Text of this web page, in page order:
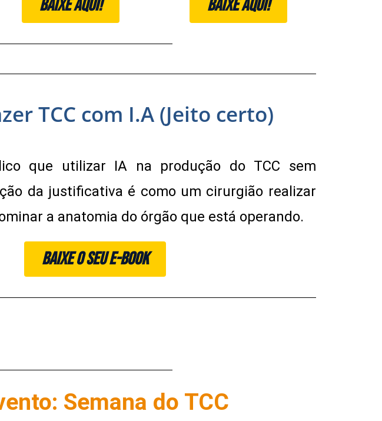
BAIXE AQUI! BAIXE AQUI!
TCC com I.A (Jeito certo)
que utilizar IA na produção do TCC sem
da justificativa é como um cirurgião realizar
a anatomia do órgão que está operando.
BAIXE O SEU E-BOOK
Semana do TCC